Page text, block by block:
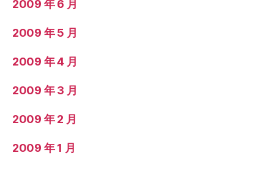
2009 年 6 月
2009 年 5 月
2009 年 4 月
2009 年 3 月
2009 年 2 月
2009 年 1 月